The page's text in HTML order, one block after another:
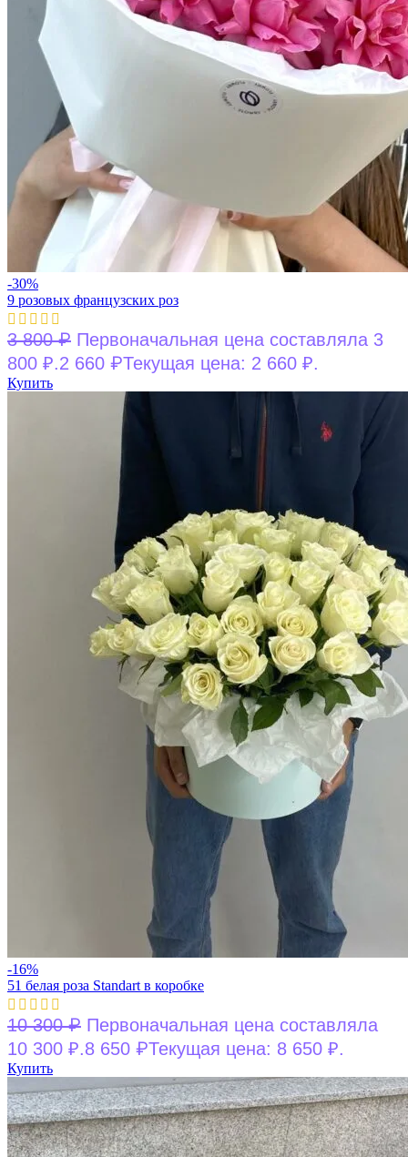
-30%
9 розовых французских роз
3 800₽ Первоначальная цена составляла 3
800 ₽.2 660 ₽Текущая цена: 2 660 ₽.
Купить
-16%
51 белая роза Standart в коробке
10 300₽ Первоначальная цена составляла
10 300 ₽.8 650 ₽Текущая цена: 8 650 ₽.
Купить